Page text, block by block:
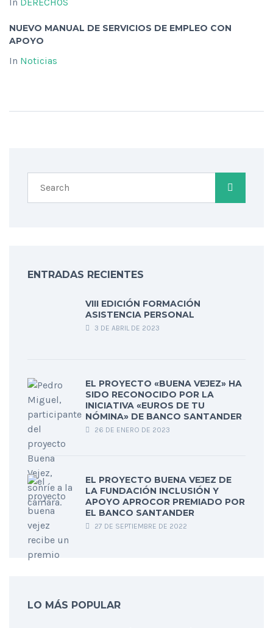
In DERECHOS
NUEVO MANUAL DE SERVICIOS DE EMPLEO CON
APOYO
In Noticias
ENTRADAS RECIENTES
VIII EDICIÓN FORMACIÓN
ASISTENCIA PERSONAL
3 DE ABRIL DE 2023
EL PROYECTO «BUENA VEJEZ» HA
SIDO RECONOCIDO POR LA
INICIATIVA «EUROS DE TU
NÓMINA» DE BANCO SANTANDER
26 DE ENERO DE 2023
EL PROYECTO BUENA VEJEZ DE
LA FUNDACIÓN INCLUSIÓN Y
APOYO APROCOR PREMIADO POR
EL BANCO SANTANDER
27 DE SEPTIEMBRE DE 2022
LO MÁS POPULAR